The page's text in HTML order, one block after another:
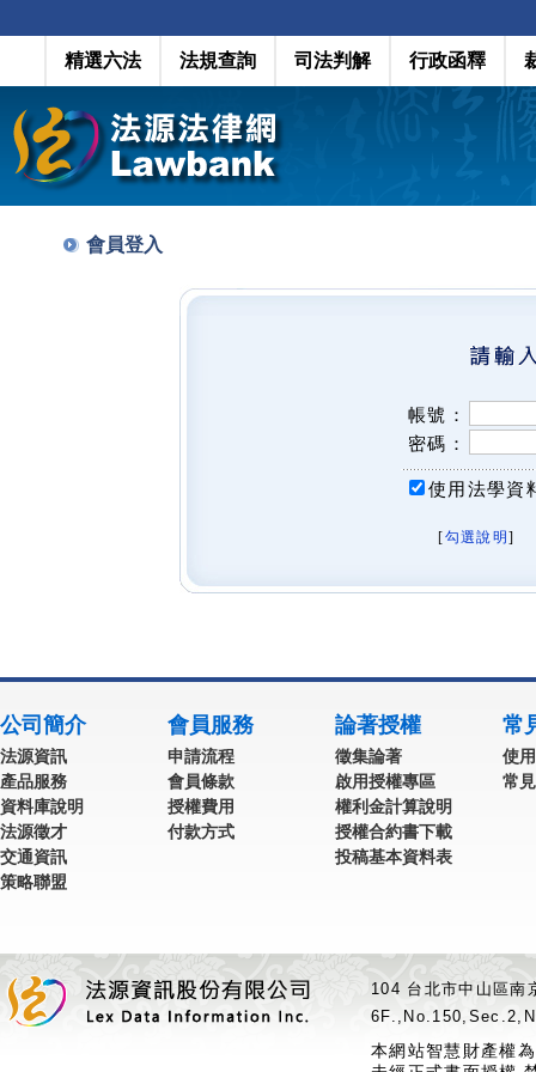
精選六法 法規查詢 司法判解 行政函釋
會員登入
帳號：
密碼：
使用法學資
[勾選說明 ]
公司簡介
法源資訊
產品服務
資料庫說明
法源徵才
交通資訊
策略聯盟
會員服務
申請流程
會員條款
授權費用
付款方式
論著授權
徵集論著
啟用授權專區
權利金計算說明
授權合約書下載
投稿基本資料表
常
使
常
104 台北市中山區
本網站智慧財產權